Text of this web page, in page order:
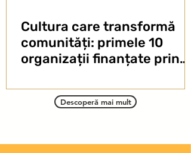
Cultura care transformă
comunități: primele 10
organizații finanțate prin
Descoperă mai mult